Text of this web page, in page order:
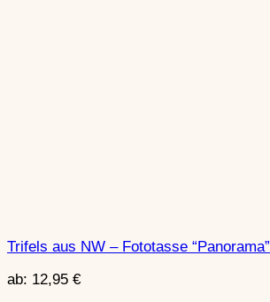
Trifels aus NW – Fototasse “Panorama”
ab: 12,95 €